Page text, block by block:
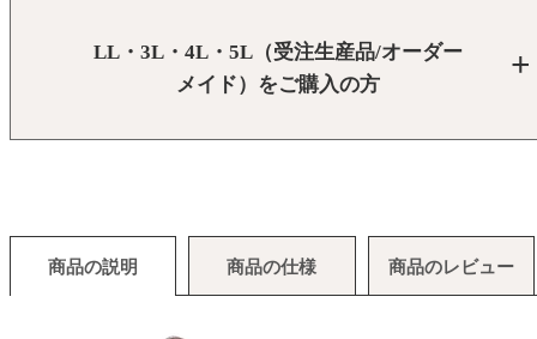
LL・3L・4L・5L（受注生産品/オーダー
メイド）をご購入の方
商品の説明 商品の仕様 商品のレビュー